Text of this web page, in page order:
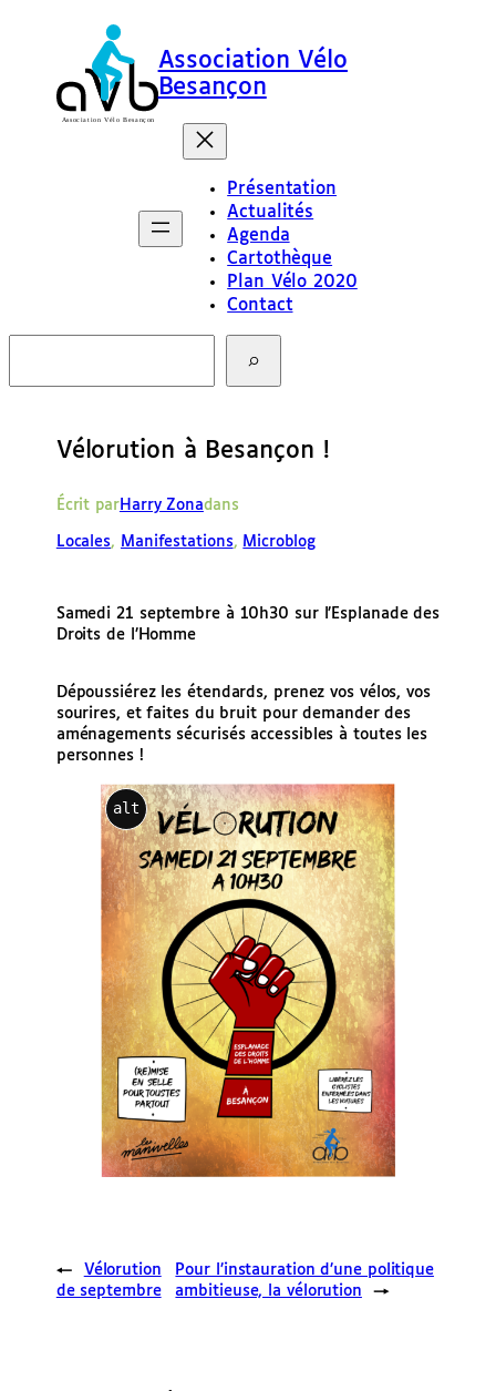
Association Vélo
Besançon
Présentation
Actualités
Agenda
Cartothèque
Plan Vélo 2020
Contact
c
Vélorution à Besançon !
Écrit parHarry Zonadans
Locales, Manifestations, Microblog
Samedi 21 septembre à 10h30 sur l’Esplanade des
Droits de l’Homme
Dépoussiérez les étendards, prenez vos vélos, vos
sourires, et faites du bruit pour demander des
aménagements sécurisés accessibles à toutes les
personnes !
alt
←
Vélorution
de septembre
Pour l’instauration d’une politique
ambitieuse, la vélorution
→